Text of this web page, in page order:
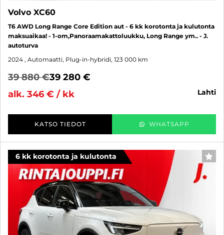
Volvo XC60
T6 AWD Long Range Core Edition aut - 6 kk korotonta ja kulutonta
maksuaikaa! - 1-om,Panoraamakattoluukku, Long Range ym.. - J.
autoturva
2024 , Automaatti, Plug-in-hybridi, 123 000 km
39 880 €39 280 €
alk. 346 € / kk
lahti
KATSO TIEDOT WHATSAPP
6 kk korotonta ja kulutonta